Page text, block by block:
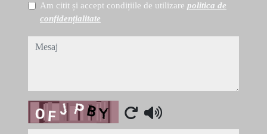
Am citit și accept condițiile de utilizare politica de
confidențialitate
mesaj
Captcha